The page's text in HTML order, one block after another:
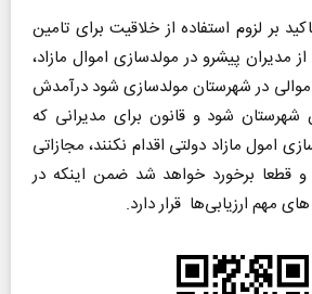
بر لزوم استفاده از خلاقیت برای تامین
مدیران پیشرو در مولد‌سازی اموال مازاد،
در شهرستان مولدسازی شود درآمدش
شود و قانون برای مدیرانی که
امول مازاد دولتی اقدام نکنند، مجازاتی
و قطعا برخورد خواهد شد ضمن اینکه در
مهم ارزیابی‌ها قرار دارد.